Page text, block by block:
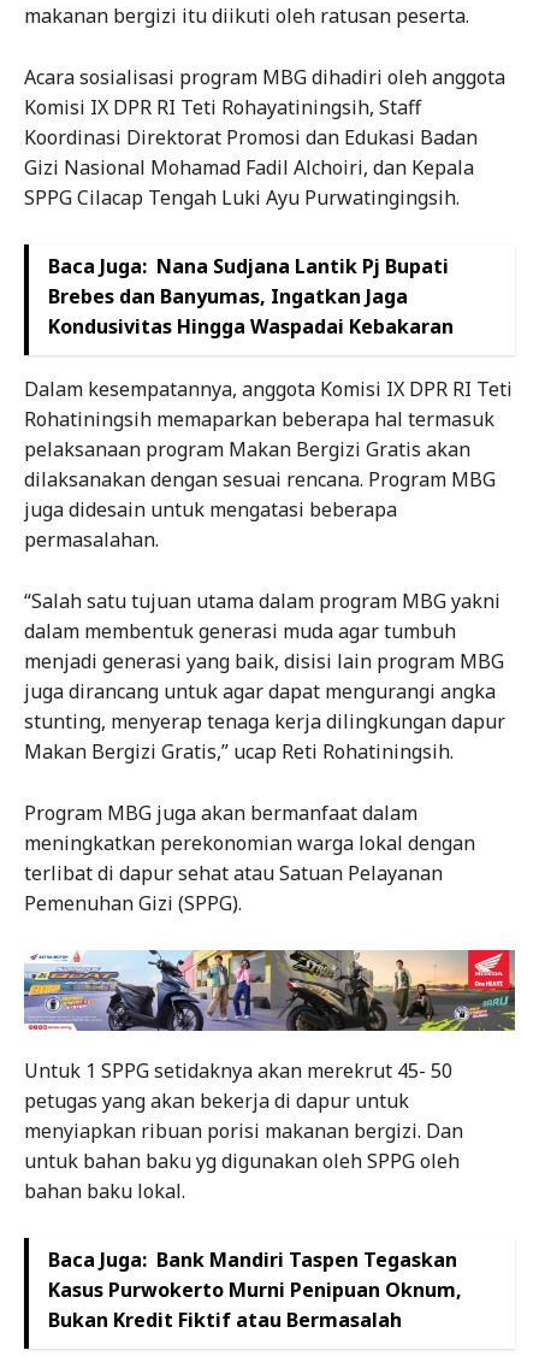
makanan bergizi itu diikuti oleh ratusan peserta.
Acara sosialisasi program MBG dihadiri oleh anggota
Komisi IX DPR RI Teti Rohayatiningsih, Staff
Koordinasi Direktorat Promosi dan Edukasi Badan
Gizi Nasional Mohamad Fadil Alchoiri, dan Kepala
SPPG Cilacap Tengah Luki Ayu Purwatingingsih.
Baca Juga: Nana Sudjana Lantik Pj Bupati
Brebes dan Banyumas, Ingatkan Jaga
Kondusivitas Hingga Waspadai Kebakaran
Dalam kesempatannya, anggota Komisi IX DPR RI Teti
Rohatiningsih memaparkan beberapa hal termasuk
pelaksanaan program Makan Bergizi Gratis akan
dilaksanakan dengan sesuai rencana. Program MBG
juga didesain untuk mengatasi beberapa
permasalahan.
“Salah satu tujuan utama dalam program MBG yakni
dalam membentuk generasi muda agar tumbuh
menjadi generasi yang baik, disisi lain program MBG
juga dirancang untuk agar dapat mengurangi angka
stunting, menyerap tenaga kerja dilingkungan dapur
Makan Bergizi Gratis,” ucap Reti Rohatiningsih.
Program MBG juga akan bermanfaat dalam
meningkatkan perekonomian warga lokal dengan
terlibat di dapur sehat atau Satuan Pelayanan
Pemenuhan Gizi (SPPG).
Untuk 1 SPPG setidaknya akan merekrut 45- 50
petugas yang akan bekerja di dapur untuk
menyiapkan ribuan porisi makanan bergizi. Dan
untuk bahan baku yg digunakan oleh SPPG oleh
bahan baku lokal.
Baca Juga: Bank Mandiri Taspen Tegaskan
Kasus Purwokerto Murni Penipuan Oknum,
Bukan Kredit Fiktif atau Bermasalah